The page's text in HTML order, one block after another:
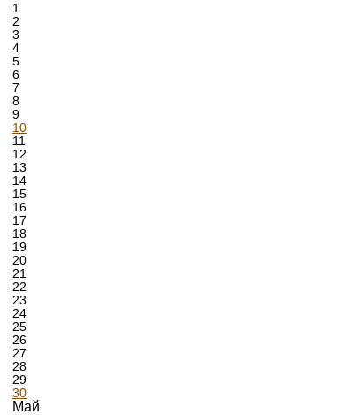
1
2
3
4
5
6
7
8
9
10
11
12
13
14
15
16
17
18
19
20
21
22
23
24
25
26
27
28
29
30
Май